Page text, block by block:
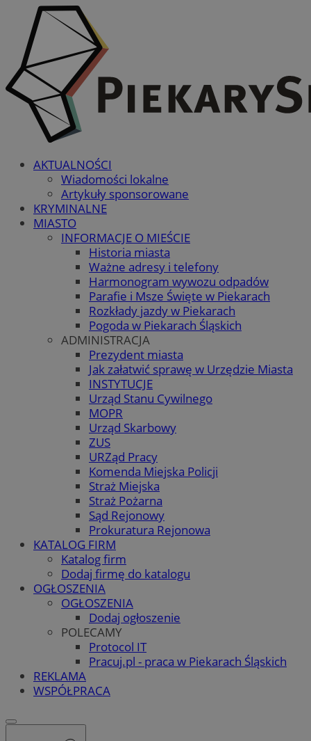
AKTUALNOŚCI
Wiadomości lokalne
Artykuły sponsorowane
KRYMINALNE
MIASTO
INFORMACJE O MIEŚCIE
Historia miasta
Ważne adresy i telefony
Harmonogram wywozu odpadów
Parafie i Msze Święte w Piekarach
Rozkłady jazdy w Piekarach
Pogoda w Piekarach Śląskich
ADMINISTRACJA
Prezydent miasta
Jak załatwić sprawę w Urzędzie Miasta
INSTYTUCJE
Urząd Stanu Cywilnego
MOPR
Urząd Skarbowy
ZUS
URZąd Pracy
Komenda Miejska Policji
Straż Miejska
Straż Pożarna
Sąd Rejonowy
Prokuratura Rejonowa
KATALOG FIRM
Katalog firm
Dodaj firmę do katalogu
OGŁOSZENIA
OGŁOSZENIA
Dodaj ogłoszenie
POLECAMY
Protocol IT
Pracuj.pl - praca w Piekarach Śląskich
REKLAMA
WSPÓŁPRACA